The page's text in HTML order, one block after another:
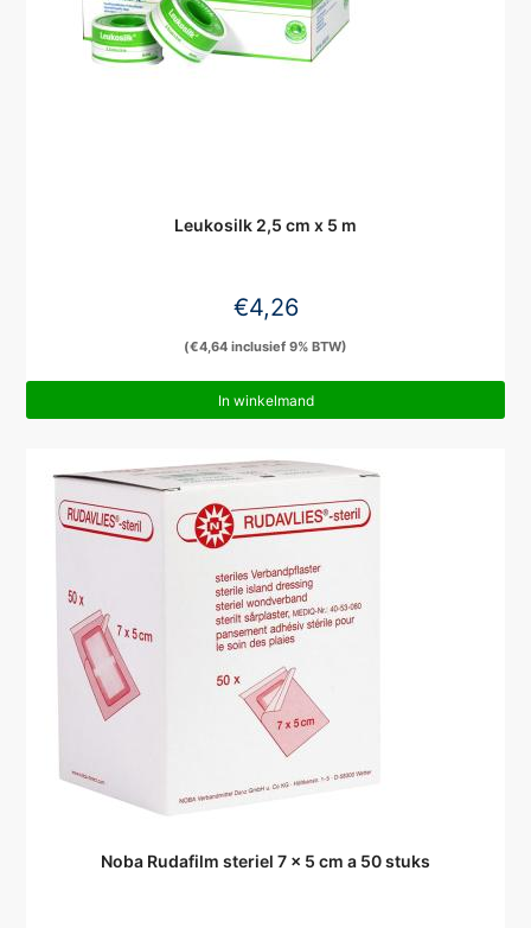
Leukosilk 2,5 cm x 5 m
€4,26
(€4,64 inclusief 9% BTW)
In winkelmand
Noba Rudafilm steriel 7 x 5 cm a 50 stuks